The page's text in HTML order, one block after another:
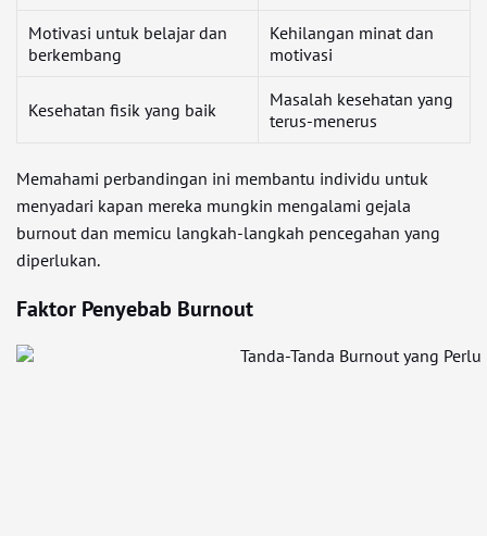
Motivasi untuk belajar dan
berkembang
Kehilangan minat dan
motivasi
Kesehatan fisik yang baik
Masalah kesehatan yang
terus-menerus
Memahami perbandingan ini membantu individu untuk
menyadari kapan mereka mungkin mengalami gejala
burnout dan memicu langkah-langkah pencegahan yang
diperlukan.
Faktor Penyebab Burnout